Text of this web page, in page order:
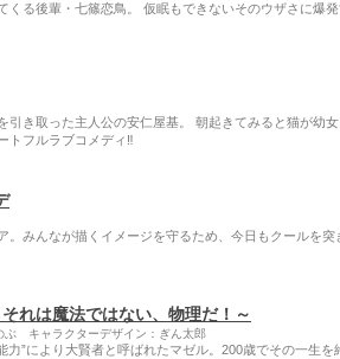
くる後輩・七篠恋鳥。 仮眠もできないそのウザさに爆
引き取った主人公の安仁屋基。 朝起きてみると猫が幼
トフルラブコメディ‼
。みんなが描くイメージを守るため、今日もクールを
れは魔法ではない、物理だ！～
キャラクターデザイン：ぎん太郎
力”により大賢者と呼ばれたマゼル。200歳でその一生